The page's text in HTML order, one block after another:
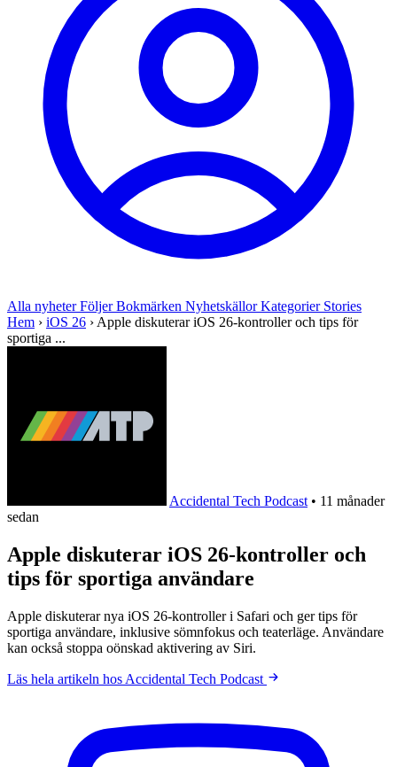
Alla nyheterFöljerBokmärken NyhetskällorKategorier Stories
Hem › iOS 26 › Apple diskuterar iOS 26-kontroller och tips för
sportiga ...
Accidental Tech Podcast • 11 månader
sedan
Apple diskuterar iOS 26-kontroller och
tips för sportiga användare
Apple diskuterar nya iOS 26-kontroller i Safari och ger tips för
sportiga användare, inklusive sömnfokus och teaterläge. Användare
kan också stoppa oönskad aktivering av Siri.
Läs hela artikeln hos Accidental Tech Podcast